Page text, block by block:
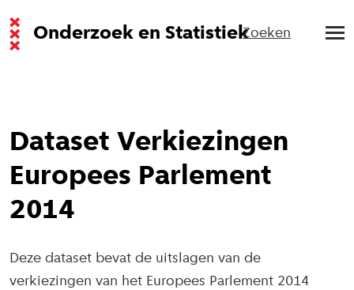
Onderzoek en StatistiekZoeken
Dataset Verkiezingen
Europees Parlement
2014
Deze dataset bevat de uitslagen van de
verkiezingen van het Europees Parlement 2014